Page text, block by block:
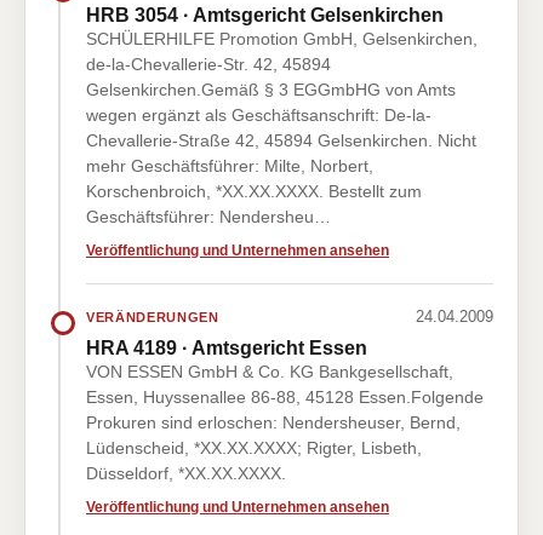
HRB 3054 · Amtsgericht Gelsenkirchen
SCHÜLERHILFE Promotion GmbH, Gelsenkirchen,
de-la-Chevallerie-Str. 42, 45894
Gelsenkirchen.Gemäß § 3 EGGmbHG von Amts
wegen ergänzt als Geschäftsanschrift: De-la-
Chevallerie-Straße 42, 45894 Gelsenkirchen. Nicht
mehr Geschäftsführer: Milte, Norbert,
Korschenbroich, *XX.XX.XXXX. Bestellt zum
Geschäftsführer: Nendersheu…
Veröffentlichung und Unternehmen ansehen
VERÄNDERUNGEN 24.04.2009
HRA 4189 · Amtsgericht Essen
VON ESSEN GmbH & Co. KG Bankgesellschaft,
Essen, Huyssenallee 86-88, 45128 Essen.Folgende
Prokuren sind erloschen: Nendersheuser, Bernd,
Lüdenscheid, *XX.XX.XXXX; Rigter, Lisbeth,
Düsseldorf, *XX.XX.XXXX.
Veröffentlichung und Unternehmen ansehen